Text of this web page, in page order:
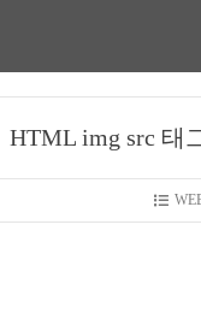
HTML img src 태